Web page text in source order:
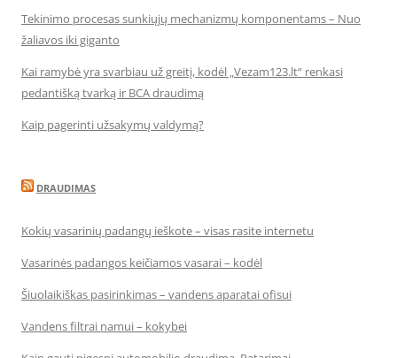
Tekinimo procesas sunkiųjų mechanizmų komponentams – Nuo
žaliavos iki giganto
Kai ramybė yra svarbiau už greitį, kodėl „Vezam123.lt“ renkasi
pedantišką tvarką ir BCA draudimą
Kaip pagerinti užsakymų valdymą?
DRAUDIMAS
Kokių vasarinių padangų ieškote – visas rasite internetu
Vasarinės padangos keičiamos vasarai – kodėl
Šiuolaikiškas pasirinkimas – vandens aparatai ofisui
Vandens filtrai namui – kokybei